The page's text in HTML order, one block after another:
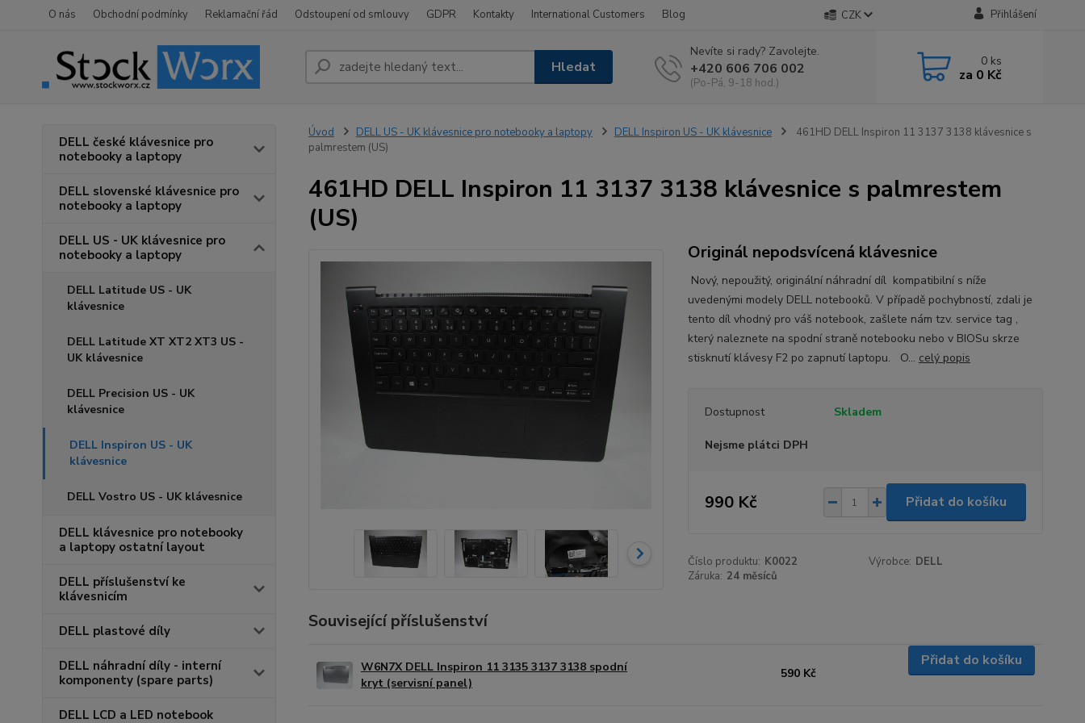
O nás Obchodní podmínky Reklamační řád Odstoupení od smlouvy GDPR Kontakty International Customers Blog CZK Přihlášení
Hledat
Nevíte si rady? Zavolejte.
+420 606 706 002
(Po-Pá, 9-18 hod.)
0 ks
za 0 Kč
DELL české klávesnice pro
notebooky a laptopy
DELL slovenské klávesnice pro
notebooky a laptopy
DELL US - UK klávesnice pro
notebooky a laptopy
DELL Latitude US - UK
klávesnice
DELL Latitude XT XT2 XT3 US -
UK klávesnice
DELL Precision US - UK
klávesnice
DELL Inspiron US - UK
klávesnice
DELL Vostro US - UK klávesnice
DELL klávesnice pro notebooky
a laptopy ostatní layout
DELL příslušenství ke
klávesnicím
DELL plastové díly
DELL náhradní díly - interní
komponenty (spare parts)
DELL LCD a LED notebook
Úvod DELL US - UK klávesnice pro notebooky a laptopy DELL Inspiron US - UK klávesnice
461HD DELL Inspiron 11 3137 3138 klávesnice s
palmrestem (US)
461HD DELL Inspiron 11 3137 3138 klávesnice s palmrestem
(US)
Originál nepodsvícená klávesnice
Nový, nepoužitý, originální náhradní díl kompatibilní s níže
uvedenými modely DELL notebooků. V případě pochybností, zdali je
tento díl vhodný pro váš notebook, zašlete nám tzv. service tag ,
který naleznete na spodní straně notebooku nebo v BIOSu skrze
stisknutí klávesy F2 po zapnutí laptopu. O... celý popis
Dostupnost Skladem
Nejsme plátci DPH
990 Kč Přidat do košíku
Číslo produktu: K0022 Výrobce: DELL
Záruka: 24 měsíců
Související příslušenství
W6N7X DELL Inspiron 11 3135 3137 3138 spodní
kryt (servisní panel)
590 Kč
Přidat do košíku